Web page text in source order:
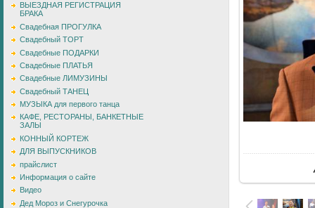
ВЫЕЗДНАЯ РЕГИСТРАЦИЯ
БРАКА
Свадебная ПРОГУЛКА
Свадебный ТОРТ
Свадебные ПОДАРКИ
Свадебные ПЛАТЬЯ
Свадебные ЛИМУЗИНЫ
Свадебный ТАНЕЦ
МУЗЫКА для первого танца
КАФЕ, РЕСТОРАНЫ, БАНКЕТНЫЕ
ЗАЛЫ
КОННЫЙ КОРТЕЖ
ДЛЯ ВЫПУСКНИКОВ
прайслист
Информация о сайте
Видео
Дед Мороз и Снегурочка